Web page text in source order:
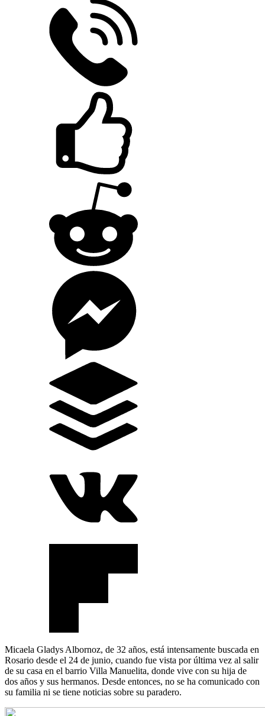
Micaela Gladys Albornoz, de 32 años, está intensamente buscada en
Rosario desde el 24 de junio, cuando fue vista por última vez al salir
de su casa en el barrio Villa Manuelita, donde vive con su hija de
dos años y sus hermanos. Desde entonces, no se ha comunicado con
su familia ni se tiene noticias sobre su paradero.